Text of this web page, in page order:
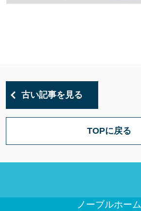
古い記事を見る
TOPに戻る
ノーブルホーム